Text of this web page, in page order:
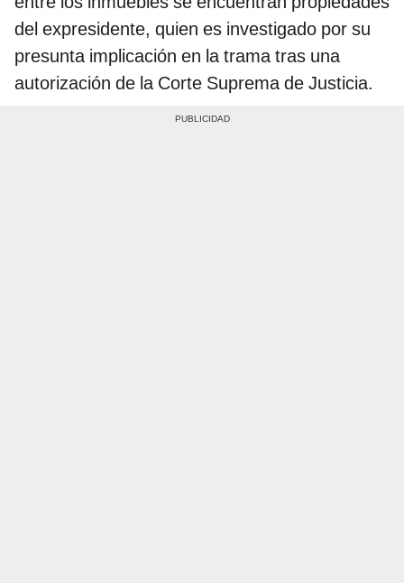
del expresidente, quien es investigado por su
presunta implicación en la trama tras una
autorización de la Corte Suprema de Justicia.